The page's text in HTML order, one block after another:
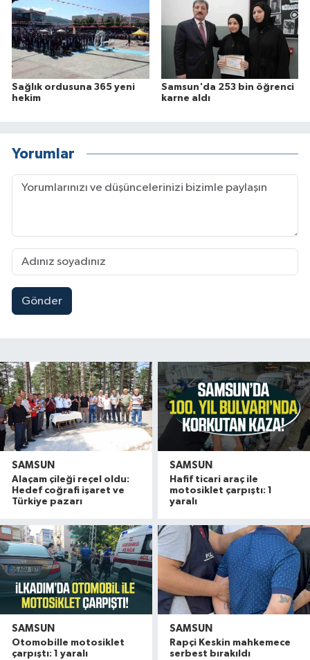
Sağlık ordusuna 365 yeni
hekim
Samsun'da 253 bin öğrenci
karne aldı
Yorumlar
Gönder
SAMSUN
Alaçam çileği reçel oldu:
Hedef coğrafi işaret ve
Türkiye pazarı
SAMSUN
Hafif ticari araç ile
motosiklet çarpıştı: 1
yaralı
SAMSUN
Otomobille motosiklet
çarpıştı: 1 yaralı
SAMSUN
Rapçi Keskin mahkemece
serbest bırakıldı